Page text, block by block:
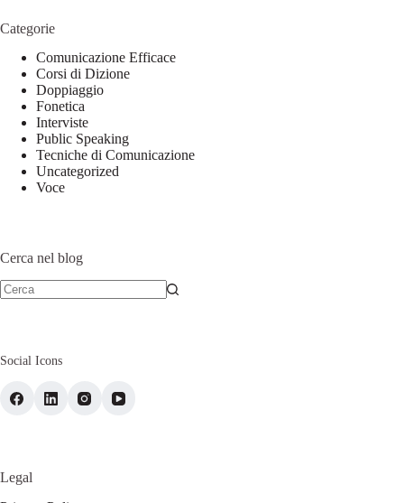
Categorie
Comunicazione Efficace
Corsi di Dizione
Doppiaggio
Fonetica
Interviste
Public Speaking
Tecniche di Comunicazione
Uncategorized
Voce
Cerca nel blog
Social Icons
Legal